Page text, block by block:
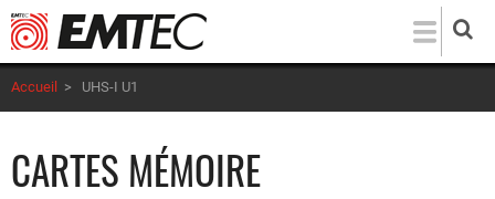
Aller
au
contenu
principal
Accueil > UHS-I U1
CARTES MÉMOIRE